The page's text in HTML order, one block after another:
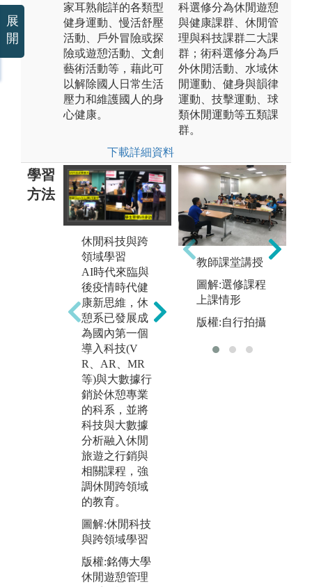
家耳熟能詳的各類型
健身運動、慢活舒壓
活動、戶外冒險或探
險或遊憩活動、文創
藝術活動等，藉此可
以解除國人日常生活
壓力和維護國人的身
心健康。
下載詳細資料
科選修分為休閒遊憩
與健康課群、休閒管
理與科技課群二大課
群；術科選修分為戶
外休閒活動、水域休
閒運動、健身與韻律
運動、技擊運動、球
類休閒運動等五類課
群。
學習
方法
休閒科技與跨
領域學習
AI時代來臨與
後疫情時代健
康新思維，休
憩系已發展成
為國內第一個
導入科技(V
R、AR、MR
等)與大數據行
銷於休憩專業
的科系，並將
科技與大數據
分析融入休閒
旅遊之行銷與
相關課程，強
調休閒跨領域
的教育。
圖解:休閒科技
與跨領域學習
版權:銘傳大學
休閒遊憩管理
課程實作與證
照培訓
務活用與創
新，致力培育
休閒之活動(含
劃、環境規劃
教師課堂講授
圖解:選修課程
上課情形
版權:自行拍攝
展
開